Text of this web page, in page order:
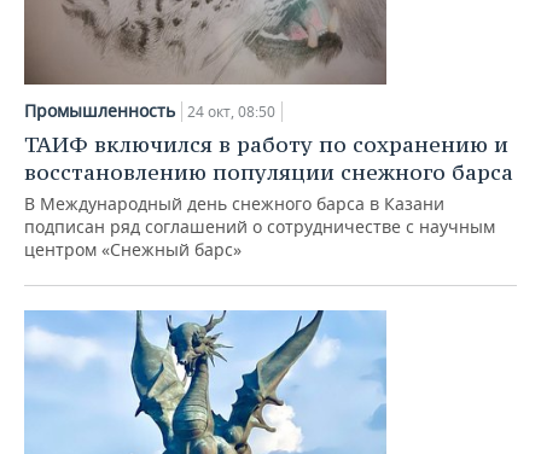
Промышленность 24 окт, 08:50
ТАИФ включился в работу по сохранению и
восстановлению популяции снежного барса
В Международный день снежного барса в Казани
подписан ряд соглашений о сотрудничестве с научным
центром «Снежный барс»